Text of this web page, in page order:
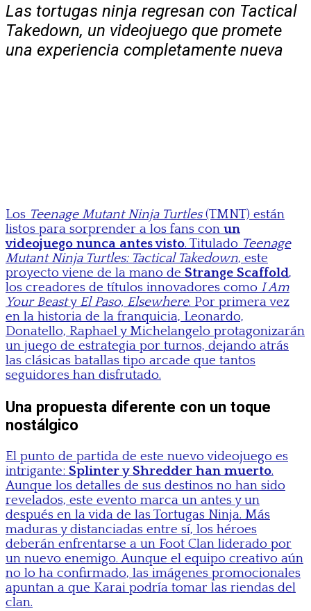
Las tortugas ninja regresan con Tactical
Takedown, un videojuego que promete
una experiencia completamente nueva
Los Teenage Mutant Ninja Turtles(TMNT) están
listos para sorprender a los fans con un
videojuego nunca antes visto. Titulado Teenage
Mutant Ninja Turtles: Tactical Takedown, este
proyecto viene de la mano de Strange Scaffold,
los creadores de títulos innovadores como I Am
Your Beasty El Paso, Elsewhere. Por primera vez
en la historia de la franquicia, Leonardo,
Donatello, Raphael y Michelangelo protagonizarán
un juego de estrategia por turnos, dejando atrás
las clásicas batallas tipo arcade que tantos
seguidores han disfrutado.
Una propuesta diferente con un toque
nostálgico
El punto de partida de este nuevo videojuego es
intrigante: Splinter y Shredder han muerto.
Aunque los detalles de sus destinos no han sido
revelados, este evento marca un antes y un
después en la vida de las Tortugas Ninja. Más
maduras y distanciadas entre sí, los héroes
deberán enfrentarse a un Foot Clan liderado por
un nuevo enemigo. Aunque el equipo creativo aún
no lo ha confirmado, las imágenes promocionales
apuntan a que Karai podría tomar las riendas del
clan.